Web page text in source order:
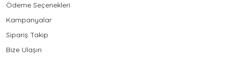
Ödeme Seçenekleri
Kampanyalar
Sipariş Takip
Bize Ulaşın